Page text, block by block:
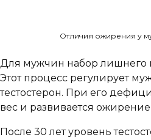
Отличия ожирения у
Для мужчин набор лишнего
Этот процесс регулирует
тестостерон. При его
вес и развивается ожирение.
После 30 лет уровень